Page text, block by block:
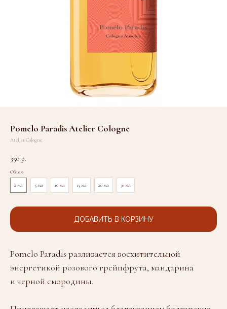
Pomelo Paradis Atelier Cologne
Atelier Cologne
350 р.
Объем
2 мл 5 мл 10 мл 15 мл 20 мл 30 мл
ДОБАВИТЬ В КОРЗИНУ
Pomelo Paradis разливается восхитительной
энергетикой розового грейпфрута, мандарина
и черной смородины.